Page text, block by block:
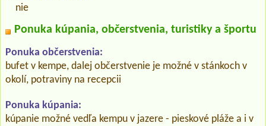
nie
Ponuka kúpania, občerstvenia, turistiky a športu
Ponuka občerstvenia:
bufet v kempe, dalej občerstvenie je možné v stánkoch v
okolí, potraviny na recepcii
Ponuka kúpania:
kúpanie možné vedľa kempu v jazere - pieskové pláže a i v